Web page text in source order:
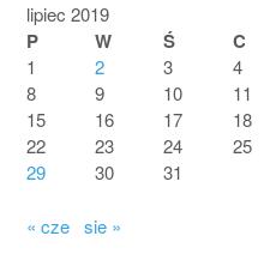
lipiec 2019
P W Ś C
1 2 3 4
8
9 10 11
15
16 17 18
22
23 24 25
29
30 31
« cze sie »